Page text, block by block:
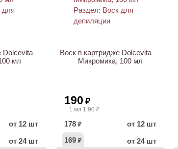
Dolcevita —
мл
от 12 шт
от 24 шт
Воск в картридже Dolcevita —
Микромика, 100 мл
190 ₽
1 мл 1.90 ₽
178 ₽
от 12 шт
169 ₽ от 24 шт